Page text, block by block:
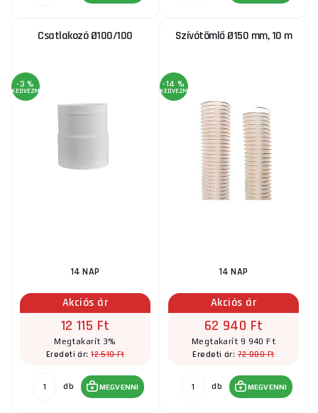
Csatlakozó Ø100/100
-3 %
KEDVEZMÉNY
14 NAP
Akciós ár
12 115 Ft
Megtakarít 3%
Eredeti ár:12 510 Ft
db MEGVENNI
Szívótömlő Ø150 mm, 10 m
-14 %
KEDVEZMÉNY
14 NAP
Akciós ár
62 940 Ft
Megtakarít 9 940 Ft
Eredeti ár:72 880 Ft
db MEGVENNI